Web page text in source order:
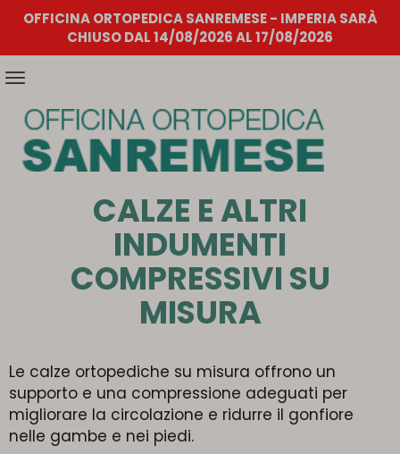
OFFICINA ORTOPEDICA SANREMESE - IMPERIA SARÀ
CHIUSO DAL 14/08/2026 AL 17/08/2026
Attiva/disattiva
navigazione
CALZE E ALTRI
INDUMENTI
COMPRESSIVI SU
MISURA
Le calze ortopediche su misura offrono un
supporto e una compressione adeguati per
migliorare la circolazione e ridurre il gonfiore
nelle gambe e nei piedi.